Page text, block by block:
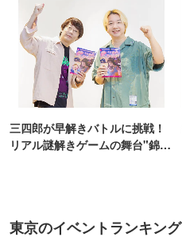
三四郎が早解きバトルに挑戦！
リアル謎解きゲームの舞台"錦糸
東京のイベントランキング